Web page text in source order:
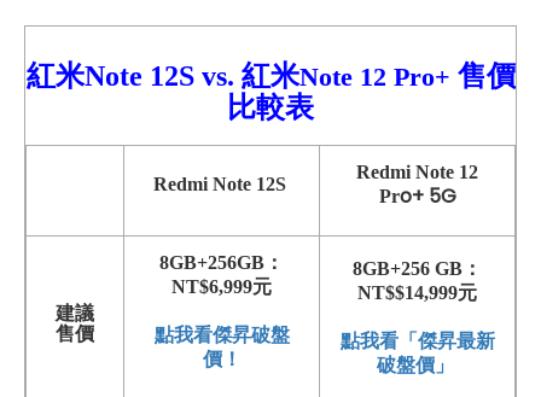
紅米Note 12S vs. 紅米Note 12 Pro+ 售價
比較表
Redmi Note 12S
Redmi Note 12
Pro+5G
建議
售價
8GB+256GB：
NT$6,999元
點我看傑昇破盤
價！
8GB+256 GB：
NT$$14,999元
點我看「傑昇最新
破盤價」